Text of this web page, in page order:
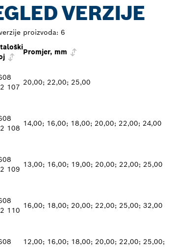
VERZIJE
proizvoda: 6
Promjer, mm
107
20,00; 22,00; 25,00
108
14,00; 16,00; 18,00; 20,00; 22,00; 24,00
109
13,00; 16,00; 19,00; 20,00; 22,00; 25,00
110
16,00; 18,00; 20,00; 22,00; 25,00; 32,00
12,00; 16,00; 18,00; 20,00; 22,00; 25,00;